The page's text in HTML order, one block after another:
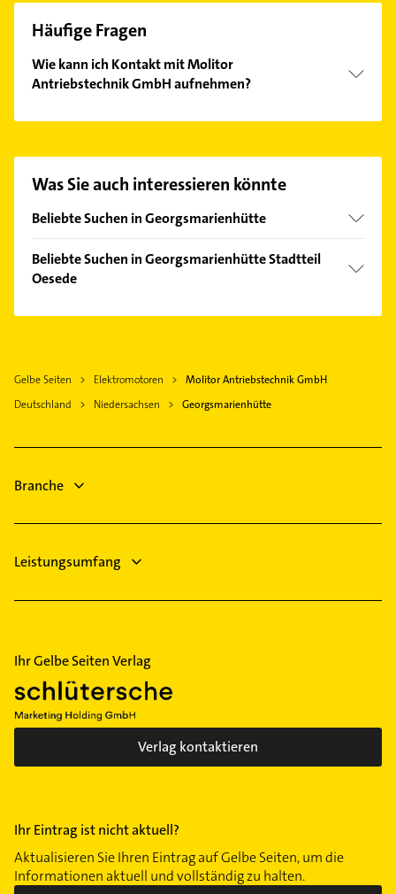
Häufige Fragen
Wie kann ich Kontakt mit Molitor
Antriebstechnik GmbH aufnehmen?
Hier finden Sie alleKontaktdaten
Was Sie auch interessieren könnte
Beliebte Suchen in Georgsmarienhütte
Elektroinstallation
Elektriker
Krankengymnastik
Fensterbauer
Phoniatrie
Beliebte Suchen in Georgsmarienhütte Stadtteil
Oesede
Putzfrau
Gebäudereinigung
Lüftungsanlagen
Gelbe Seiten Elektromotoren
Molitor Antriebstechnik GmbH
Deutschland
Niedersachsen Georgsmarienhütte
Branche
Leistungsumfang
Ihr Gelbe Seiten Verlag
Verlag kontaktieren
Ihr Eintrag ist nicht aktuell?
Aktualisieren Sie Ihren Eintrag auf Gelbe Seiten, um die
Informationen aktuell und vollständig zu halten.